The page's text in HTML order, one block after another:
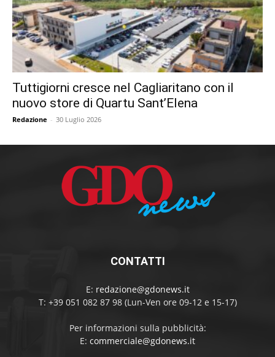
Tuttigiorni cresce nel Cagliaritano con il
nuovo store di Quartu Sant’Elena
Redazione - 30 Luglio 2026
CONTATTI
E: redazione@gdonews.it
T: +39 051 082 87 98 (Lun-Ven ore 09-12 e 15-17)
Per informazioni sulla pubblicità:
E: commerciale@gdonews.it